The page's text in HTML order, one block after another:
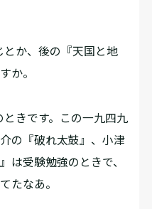
か、後の『天国と地
か。
きです。この一九四九
の『破れ太鼓』、小津
は受験勉強のときで、
たなあ。